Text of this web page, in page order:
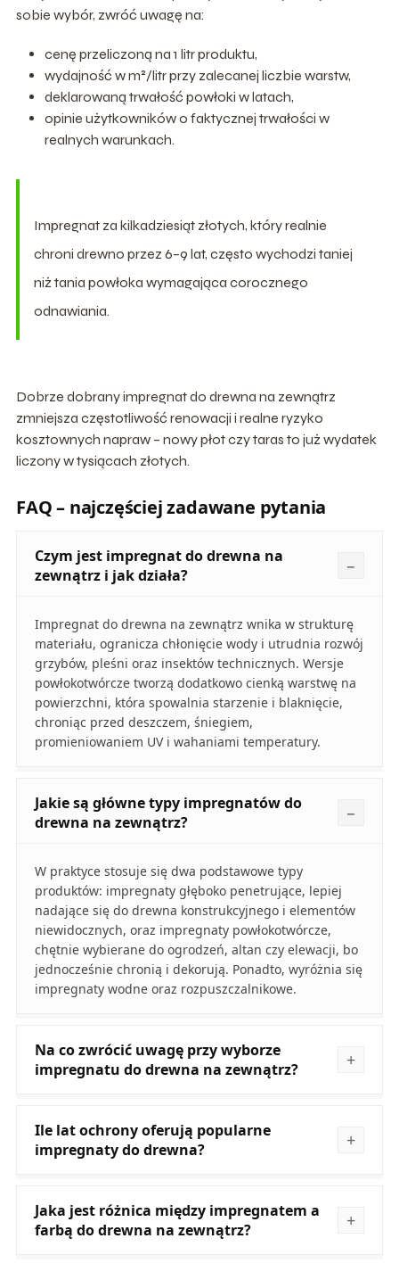
sobie wybór, zwróć uwagę na:
cenę przeliczoną na 1 litr produktu,
wydajność w m²/litr przy zalecanej liczbie warstw,
deklarowaną trwałość powłoki w latach,
opinie użytkowników o faktycznej trwałości w
realnych warunkach.
Impregnat za kilkadziesiąt złotych, który realnie
chroni drewno przez 6–9 lat, często wychodzi taniej
niż tania powłoka wymagająca corocznego
odnawiania.
Dobrze dobrany impregnat do drewna na zewnątrz
zmniejsza częstotliwość renowacji i realne ryzyko
kosztownych napraw – nowy płot czy taras to już wydatek
liczony w tysiącach złotych.
FAQ – najczęściej zadawane pytania
Czym jest impregnat do drewna na
zewnątrz i jak działa?
Impregnat do drewna na zewnątrz wnika w strukturę
materiału, ogranicza chłonięcie wody i utrudnia rozwój
grzybów, pleśni oraz insektów technicznych. Wersje
powłokotwórcze tworzą dodatkowo cienką warstwę na
powierzchni, która spowalnia starzenie i blaknięcie,
chroniąc przed deszczem, śniegiem,
promieniowaniem UV i wahaniami temperatury.
Jakie są główne typy impregnatów do
drewna na zewnątrz?
W praktyce stosuje się dwa podstawowe typy
produktów: impregnaty głęboko penetrujące, lepiej
nadające się do drewna konstrukcyjnego i elementów
niewidocznych, oraz impregnaty powłokotwórcze,
chętnie wybierane do ogrodzeń, altan czy elewacji, bo
jednocześnie chronią i dekorują. Ponadto, wyróżnia się
impregnaty wodne oraz rozpuszczalnikowe.
Na co zwrócić uwagę przy wyborze
impregnatu do drewna na zewnątrz?
Ile lat ochrony oferują popularne
impregnaty do drewna?
Jaka jest różnica między impregnatem a
farbą do drewna na zewnątrz?